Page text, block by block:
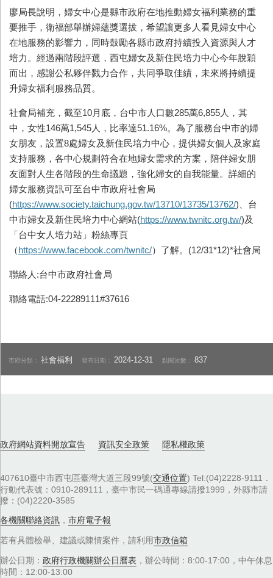
廖局長說明，婦女中心是縣市政府在地推動婦女福利業務的重
要推手，衛福部舉辦婦蘊獎選拔，希望讓更多人看見婦女中心
在地服務的影響力，同時鼓勵各縣市政府持續投入資源與人才
培力。經過兩階段評選，西屯婦女及新住民培力中心今年脫穎
而出，感謝公私夥伴戮力合作，共同爭取佳績，未來將持續提
升婦女福利服務品質。
社會局補充，截至10月底，台中市人口數285萬6,855人，其
中，女性146萬1,545人，比率達51.16%。為了服務台中市的婦
女朋友，設置8處婦女及新住民培力中心，提供婦女個人及家庭
支持服務，各中心規劃符合在地婦女需求的方案，陪伴婦女朋
友面對人生各階段的生命議題，強化婦女的自我能量。詳細的
婦女服務資訊可至台中市政府社會局
(https://www.society.taichung.gov.tw/13710/13735/13762/)、台
中市婦女及新住民培力中心網站(https://www.twnitc.org.tw/)及
「台中女人培力站」粉絲專頁
（https://www.facebook.com/twnitc/）了解。(12/31*12)*社會局
聯絡人:台中市政府社會局
聯絡電話:04-22289111#37616
市府分類：社會福利 發布日期： 2024-12-31 點閱次數：837
政府網站資料開放宣告 資訊安全政策 隱私權政策
407610臺中市西屯區臺灣大道三段99號(交通位置) Tel:(04)2228-9111．
行動代表號：0910-289111，臺中市民一碼通專線請撥1999，外縣市請
撥：(04)2220-3585
各機關聯絡資訊 ， 市府電子報
若有具體檢舉、建議或陳情案件，請利用市政信箱
辦公日期： 政府行政機關辦公日曆表 ，辦公時間：8:00-17:00，中午休息
時間：12:00-13:00